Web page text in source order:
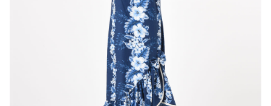
楽々レンタル衣装一覧
お揃いの柄から探す
お揃いの柄から探す
お揃いの色から探す